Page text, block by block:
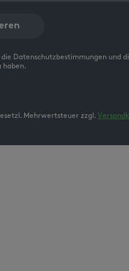
die Datenschutzbestimmungen und
haben.
Mehrwertsteuer zzgl.